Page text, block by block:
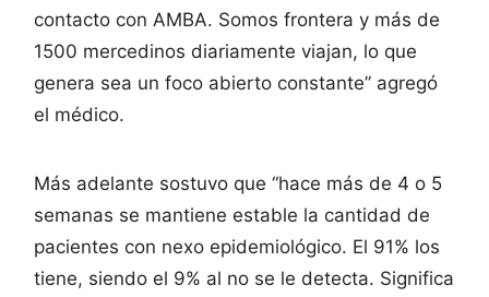
contacto con AMBA. Somos frontera y más de
1500 mercedinos diariamente viajan, lo que
genera sea un foco abierto constante” agregó
el médico.
Más adelante sostuvo que “hace más de 4 o 5
semanas se mantiene estable la cantidad de
pacientes con nexo epidemiológico. El 91% los
tiene, siendo el 9% al no se le detecta. Significa